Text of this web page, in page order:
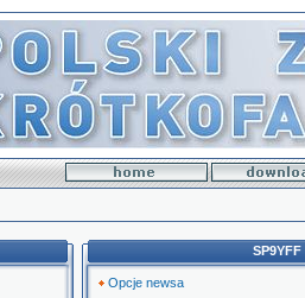
SP9YFF
Opcje newsa